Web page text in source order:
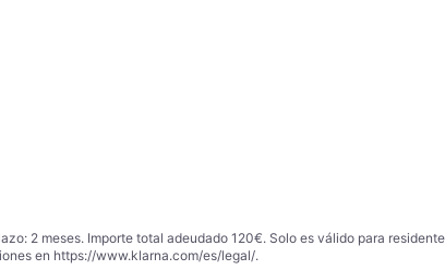
2 meses. Importe total adeudado 120€. Solo es válido para
en https://www.klarna.com/es/legal/.